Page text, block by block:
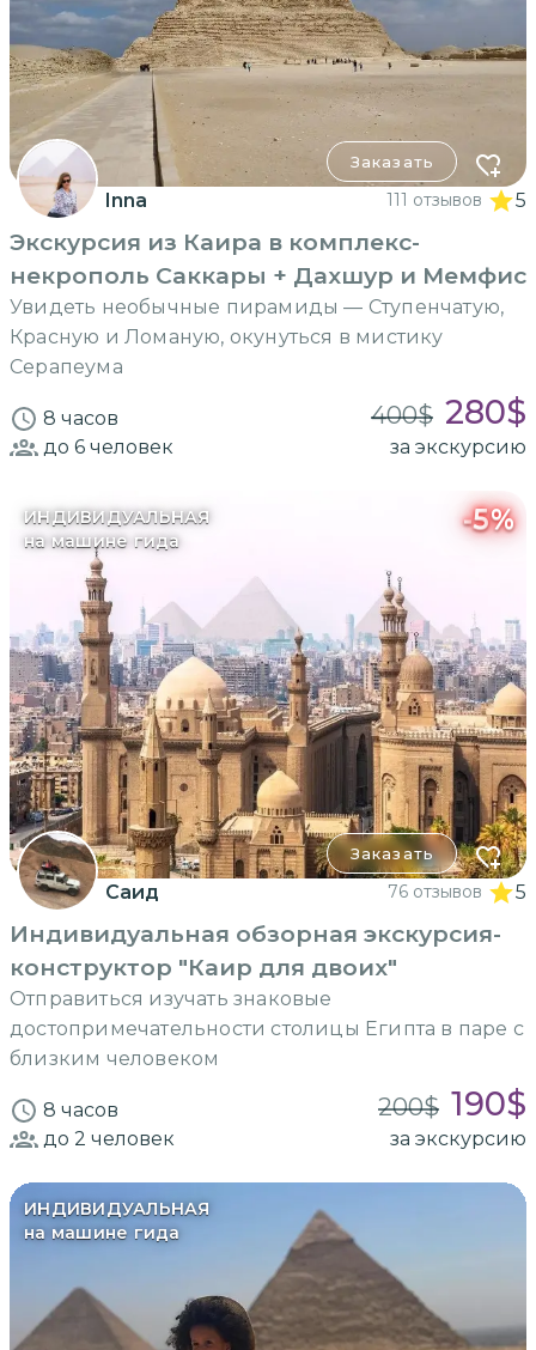
Заказать
Inna 111 отзывов 5
Экскурсия из Каира в комплекс-
некрополь Саккары + Дахшур и Мемфис
Увидеть необычные пирамиды — Ступенчатую,
Красную и Ломаную, окунуться в мистику
Серапеума
8 часов 400$ 280$
до 6 человек за экскурсию
ИНДИВИДУАЛЬНАЯ
на машине гида
-5%
Заказать
Саид 76 отзывов 5
Индивидуальная обзорная экскурсия-
конструктор "Каир для двоих"
Отправиться изучать знаковые
достопримечательности столицы Египта в паре с
близким человеком
8 часов 200$ 190$
до 2 человек за экскурсию
ИНДИВИДУАЛЬНАЯ
на машине гида